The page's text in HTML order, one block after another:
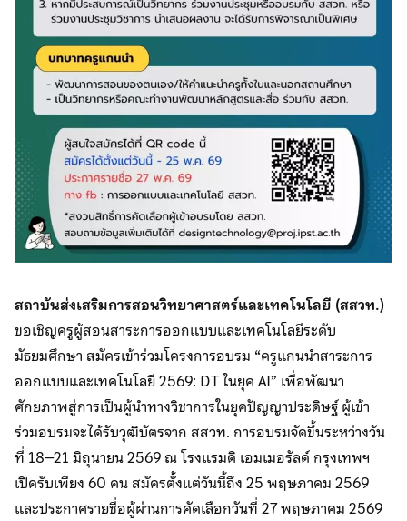
สถาบันส่งเสริมการสอนวิทยาศาสตร์และเทคโนโลยี (สสวท.)
ขอเชิญครูผู้สอนสาระการออกแบบและเทคโนโลยีระดับ
มัธยมศึกษา สมัครเข้าร่วมโครงการอบรม “ครูแกนนำสาระการ
ออกแบบและเทคโนโลยี 2569: DT ในยุค AI” เพื่อพัฒนา
ศักยภาพสู่การเป็นผู้นำทางวิชาการในยุคปัญญาประดิษฐ์ ผู้เข้า
ร่วมอบรมจะได้รับวุฒิบัตรจาก สสวท. การอบรมจัดขึ้นระหว่างวัน
ที่ 18–21 มิถุนายน 2569 ณ โรงแรมดิ เอมเมอรัลด์ กรุงเทพฯ
เปิดรับเพียง 60 คน สมัครตั้งแต่วันนี้ถึง 25 พฤษภาคม 2569
และประกาศรายชื่อผู้ผ่านการคัดเลือกวันที่ 27 พฤษภาคม 2569